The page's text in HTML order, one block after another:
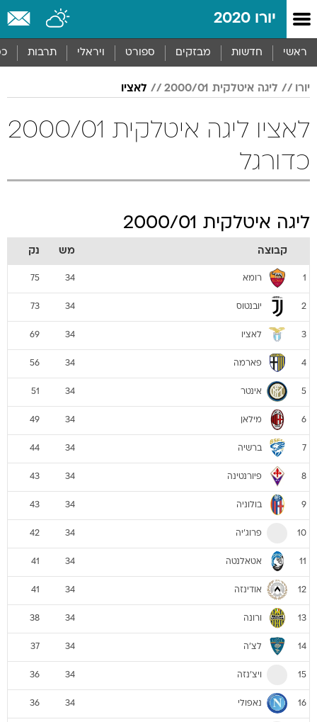
יורו 2020
ראשי חדשות מבזקים ספורט ויראלי תרבות
יורו ליגה איטלקית 2000/01 לאציו
לאציו ליגה איטלקית 2000/01
כדורגל
ליגה איטלקית 2000/01
קבוצה מש נק
1 רומא 34
75
2 יובנטוס 34
73
3 לאציו 34
69
4 פארמה 34
56
5 אינטר 34
51
6 מילאן 34
49
7 ברשיה 34
44
8 פיורנטינה 34
43
9 בולוניה 34
43
10 פרוג'יה 34
42
11 אטאלנטה 34
41
12 אודינזה 34
41
13 ורונה 34
38
14 לצ'ה 34
37
15 ויצ'נזה 34
36
16 נאפולי 34
36